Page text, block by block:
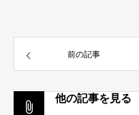
前の記事
他の記事を見る